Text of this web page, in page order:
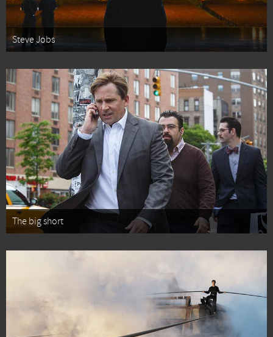
Steve Jobs
The big short